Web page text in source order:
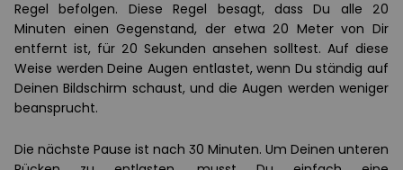
Regel befolgen. Diese Regel besagt, dass Du alle 20
Minuten einen Gegenstand, der etwa 20 Meter von Dir
entfernt ist, für 20 Sekunden ansehen solltest. Auf diese
Weise werden Deine Augen entlastet, wenn Du ständig auf
Deinen Bildschirm schaust, und die Augen werden weniger
beansprucht.
Die nächste Pause ist nach 30 Minuten. Um Deinen unteren